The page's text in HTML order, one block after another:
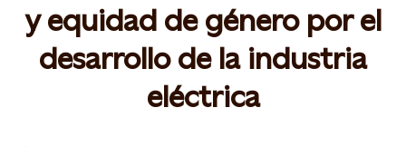
y equidad de género por el
desarrollo de la industria
eléctrica